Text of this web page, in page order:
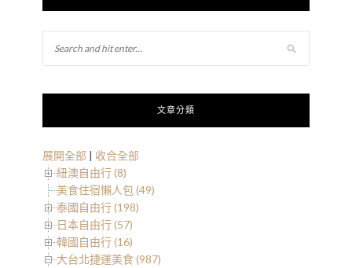
文章分類
展開全部 | 收合全部
紐澳自由行 (8)
美食住宿懶人包 (49)
泰國自由行 (198)
日本自由行 (57)
韓國自由行 (16)
大台北捷運美食 (987)